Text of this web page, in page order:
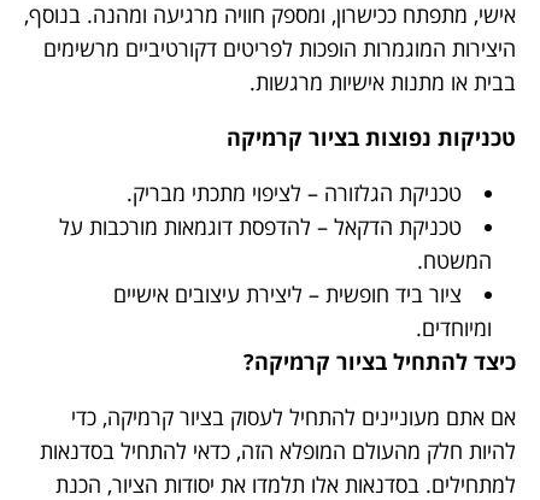
אישי, מתפתח ככישרון, ומספק חוויה מרגיעה ומהנה. בנוסף,
היצירות המוגמרות הופכות לפריטים דקורטיביים מרשימים
בבית או מתנות אישיות מרגשות.
טכניקות נפוצות בציור קרמיקה
טכניקת הגלזורה – לציפוי מתכתי מבריק.
טכניקת הדקאל – להדפסת דוגמאות מורכבות על
המשטח.
ציור ביד חופשית – ליצירת עיצובים אישיים
ומיוחדים.
כיצד להתחיל בציור קרמיקה?
אם אתם מעוניינים להתחיל לעסוק בציור קרמיקה, כדי
להיות חלק מהעולם המופלא הזה, כדאי להתחיל בסדנאות
למתחילים. בסדנאות אלו תלמדו את יסודות הציור, הכנת